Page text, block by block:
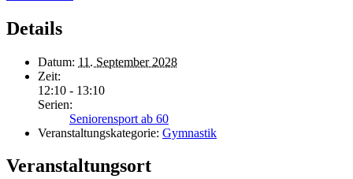
Details
Datum: 11. September 2028
Zeit:
12:10 - 13:10
Serien:
Seniorensport ab 60
Veranstaltungskategorie: Gymnastik
Veranstaltungsort